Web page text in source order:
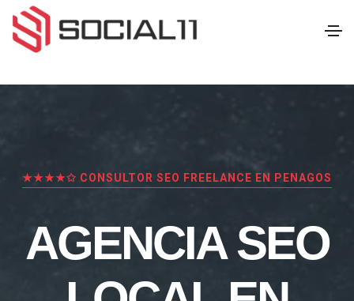
★★★★✩ CONSULTOR SEO FREELANCE EN PENAGOS
AGENCIA SEO